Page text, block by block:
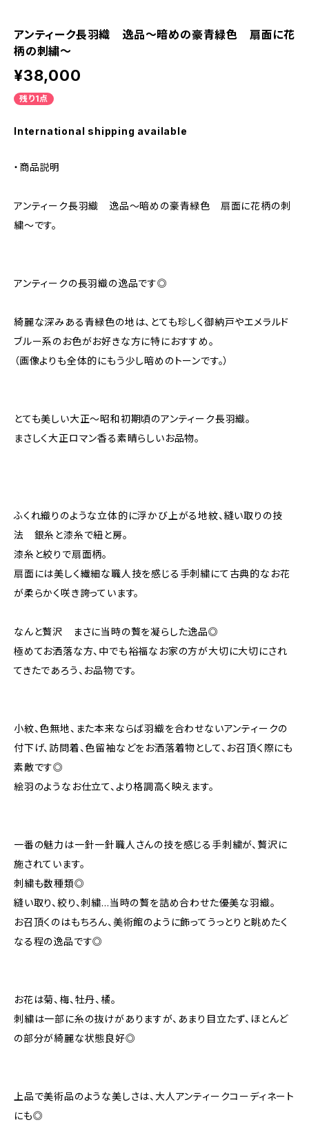
アンティーク長羽織 逸品〜暗めの豪青緑色 扇面に花
柄の刺繍〜
¥38,000
残り1点
International shipping available
・商品説明
アンティーク長羽織 逸品〜暗めの豪青緑色 扇面に花柄の刺
繍〜です。
アンティークの長羽織の逸品です◎
綺麗な深みある青緑色の地は、とても珍しく御納戸やエメラルド
ブルー系のお色がお好きな方に特におすすめ。
（画像よりも全体的にもう少し暗めのトーンです。）
とても美しい大正〜昭和初期頃のアンティーク長羽織。
まさしく大正ロマン香る素晴らしいお品物。
ふくれ織りのような立体的に浮かび上がる地紋、縫い取りの技
法 銀糸と漆糸で紐と房。
漆糸と絞りで扇面柄。
扇面には美しく繊細な職人技を感じる手刺繍にて古典的なお花
が柔らかく咲き誇っています。
なんと贅沢 まさに当時の贅を凝らした逸品◎
極めてお洒落な方、中でも裕福なお家の方が大切に大切にされ
てきたであろう、お品物です。
小紋、色無地、また本来ならば羽織を合わせないアンティークの
付下げ、訪問着、色留袖などをお洒落着物として、お召頂く際にも
素敵です◎
絵羽のようなお仕立て、より格調高く映えます。
一番の魅力は一針一針職人さんの技を感じる手刺繍が、贅沢に
施されています。
刺繍も数種類◎
縫い取り、絞り、刺繍…当時の贅を詰め合わせた優美な羽織。
お召頂くのはもちろん、美術館のように飾ってうっとりと眺めたく
なる程の逸品です◎
お花は菊、梅、牡丹、橘。
刺繍は一部に糸の抜けがありますが、あまり目立たず、ほとんど
の部分が綺麗な状態良好◎
上品で美術品のような美しさは、大人アンティークコーディネート
にも◎